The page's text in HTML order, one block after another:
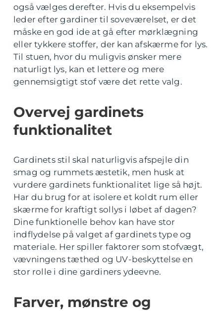
også vælges derefter. Hvis du eksempelvis
leder efter gardiner til soveværelset, er det
måske en god ide at gå efter mørklægning
eller tykkere stoffer, der kan afskærme for lys.
Til stuen, hvor du muligvis ønsker mere
naturligt lys, kan et lettere og mere
gennemsigtigt stof være det rette valg.
Overvej gardinets
funktionalitet
Gardinets stil skal naturligvis afspejle din
smag og rummets æstetik, men husk at
vurdere gardinets funktionalitet lige så højt.
Har du brug for at isolere et koldt rum eller
skærme for kraftigt sollys i løbet af dagen?
Dine funktionelle behov kan have stor
indflydelse på valget af gardinets type og
materiale. Her spiller faktorer som stofvægt,
vævningens tæthed og UV-beskyttelse en
stor rolle i dine gardiners ydeevne.
Farver, mønstre og